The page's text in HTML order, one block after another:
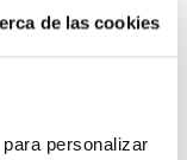
de las cookies
personalizar
muscular
la piel,